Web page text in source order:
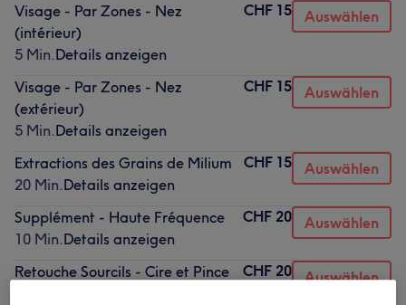
Visage - Par Zones - Nez
(intérieur)
5 Min.Details anzeigen
CHF 15 Auswählen
Visage - Par Zones - Nez
(extérieur)
5 Min.Details anzeigen
CHF 15 Auswählen
Extractions des Grains de Milium
20 Min.Details anzeigen
CHF 15 Auswählen
Supplément - Haute Fréquence
10 Min.Details anzeigen
CHF 20 Auswählen
Retouche Sourcils - Cire et Pince
CHF 20 Auswählen